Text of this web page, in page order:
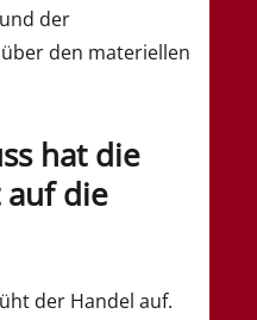
der
den materiellen
hat die
auf die
der Handel auf.